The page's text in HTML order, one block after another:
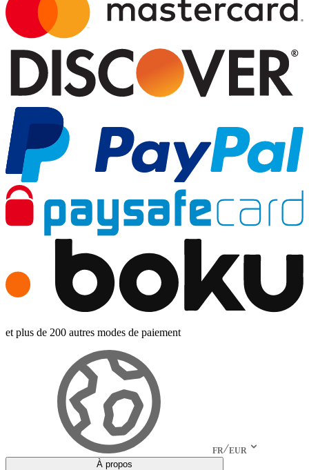
et plus de 200 autres modes de paiement
FR EUR
À propos